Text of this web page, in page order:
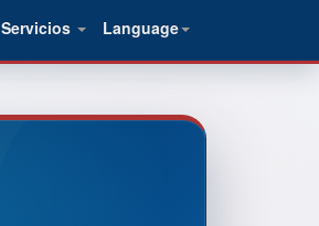
Language
Servicios